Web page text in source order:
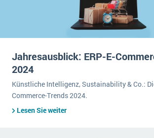
Jahresausblick: ERP-E-
2024
Künstliche Intelligenz, Sustainability & Co.:
Commerce-Trends 2024.
Lesen Sie weiter